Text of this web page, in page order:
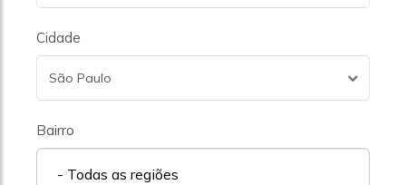
Cidade
São Paulo
Bairro
- Todas as regiões